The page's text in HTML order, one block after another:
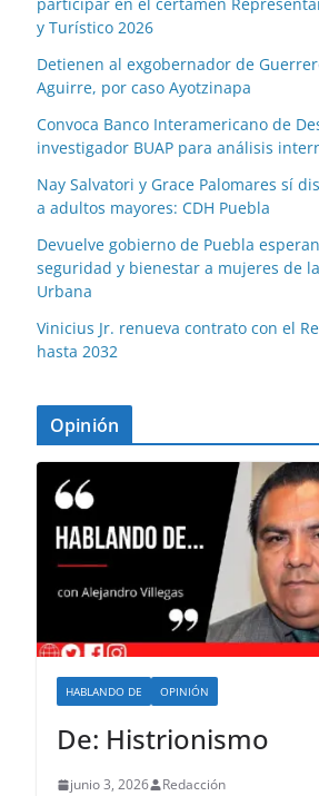
y Turístico 2026
Detienen al exgobernador de
Aguirre, por caso Ayotzinapa
Convoca Banco Interamericano de
investigador BUAP para análisis
Nay Salvatori y Grace Palomares sí
a adultos mayores: CDH Puebla
Devuelve gobierno de Puebla
seguridad y bienestar a mujeres de
Urbana
Vinicius Jr. renueva contrato con el
hasta 2032
Opinión
HABLANDO DE OPINIÓN
De: Histrionismo
junio 3, 2026 Redacción